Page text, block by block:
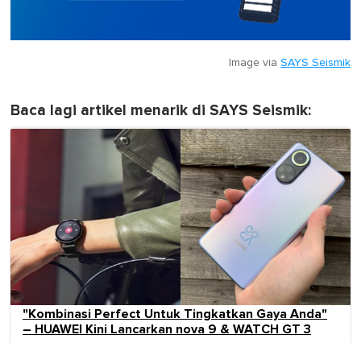
Image via SAYS Seismik
Baca lagi artikel menarik di SAYS Seismik:
"Kombinasi Perfect Untuk Tingkatkan Gaya Anda"
– HUAWEI Kini Lancarkan nova 9 & WATCH GT 3